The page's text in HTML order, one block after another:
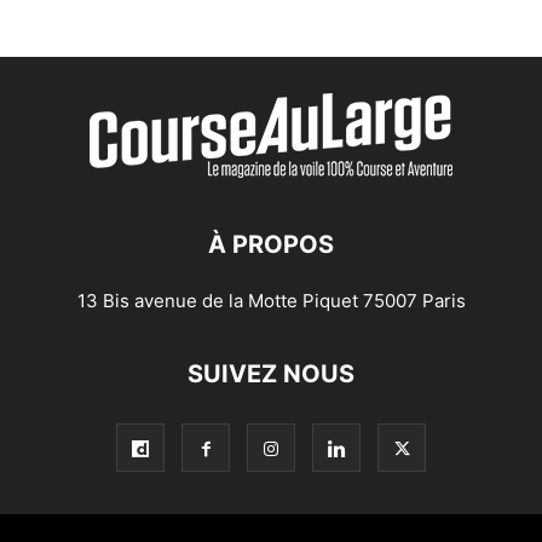
À PROPOS
13 Bis avenue de la Motte Piquet 75007 Paris
SUIVEZ NOUS